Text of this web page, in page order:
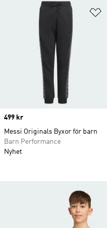
Price
499 kr
Messi Originals Byxor för barn
Barn Performance
Nyhet